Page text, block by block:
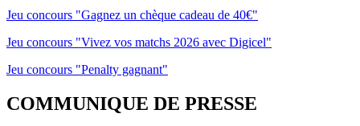
Jeu concours "Gagnez un chèque cadeau de 40€"
Jeu concours "Vivez vos matchs 2026 avec Digicel"
Jeu concours "Penalty gagnant"
COMMUNIQUE DE PRESSE